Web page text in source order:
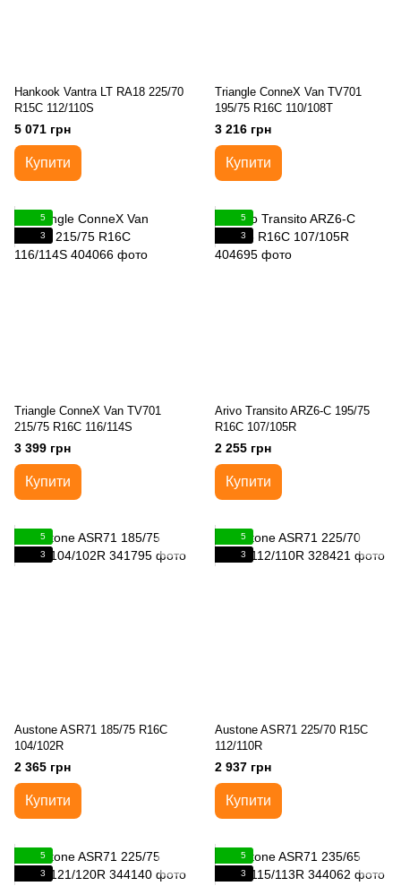
Hankook Vantra LT RA18 225/70
R15C 112/110S
5 071 грн
Купити
Triangle ConneX Van TV701
195/75 R16C 110/108T
3 216 грн
Купити
5
3
Triangle ConneX Van TV701
215/75 R16C 116/114S
3 399 грн
Купити
5
3
Arivo Transito ARZ6-C 195/75
R16C 107/105R
2 255 грн
Купити
5
3
Austone ASR71 185/75 R16C
104/102R
2 365 грн
Купити
5
3
Austone ASR71 225/70 R15C
112/110R
2 937 грн
Купити
5
3
5
3